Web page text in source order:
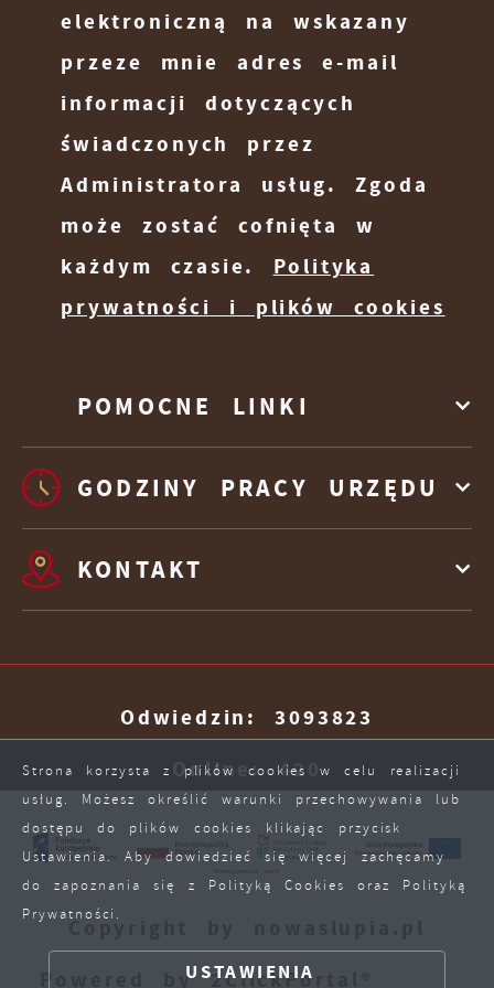
POMOCNE LINKI
elektroniczną na wskazany
przeze mnie adres e-mail
informacji dotyczących
świadczonych przez
Administratora usług. Zgoda
może zostać cofnięta w
każdym czasie. Polityka
prywatności i plików cookies
GODZINY PRACY URZĘDU
KONTAKT
Odwiedzin: 3093823
Online: 420
Copyright by nowaslupia.pl
Powered by 2ClickPortal®
Strona korzysta z plików cookies w celu realizacji
usług. Możesz określić warunki przechowywania lub
dostępu do plików cookies klikając przycisk
Ustawienia. Aby dowiedzieć się więcej zachęcamy
do zapoznania się z Polityką Cookies oraz Polityką
Prywatności.
USTAWIENIA
funkcjonalności.
przeglądanej witryny internetowej. Treści
promocyjne mogą pojawić się na
stronach podmiotów trzecich lub firm
będących naszymi partnerami oraz innych
dostawców usług. Firmy te działają w
charakterze pośredników prezentujących
nasze treści w postaci wiadomości,
ofert, komunikatów mediów
ZAPISZ WYBRANE